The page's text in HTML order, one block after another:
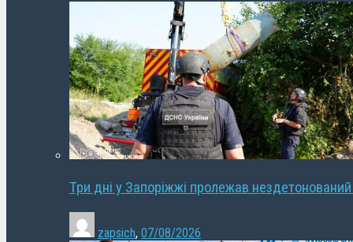
Три дні у Запоріжжі пролежав
zapsich, 07/08/2026